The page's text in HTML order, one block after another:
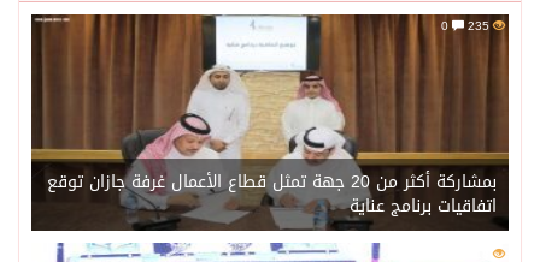
235
بمشاركة أكثر من 20 جهة تمثل قطاع الأعمال غرفة جازان توقع
اتفاقيات برنامج عناية
218